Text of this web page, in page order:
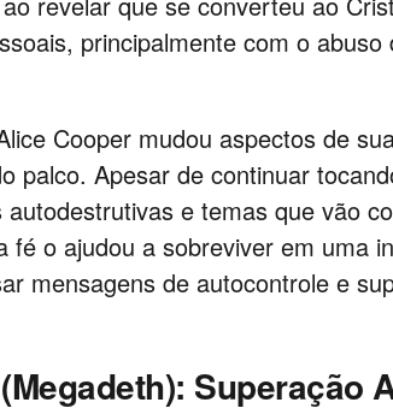
principalmente com o
Cooper mudou aspectos de
palco. Apesar de continuar
e temas que vão
fé o ajudou a sobreviver em uma
mensagens de autocontrole e
Superação